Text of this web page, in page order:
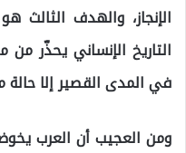
الإنجاز، والهدف الثالث
التاريخ الإنساني يحذّر
في المدى القصير إلا
ومن العجيب أن العرب